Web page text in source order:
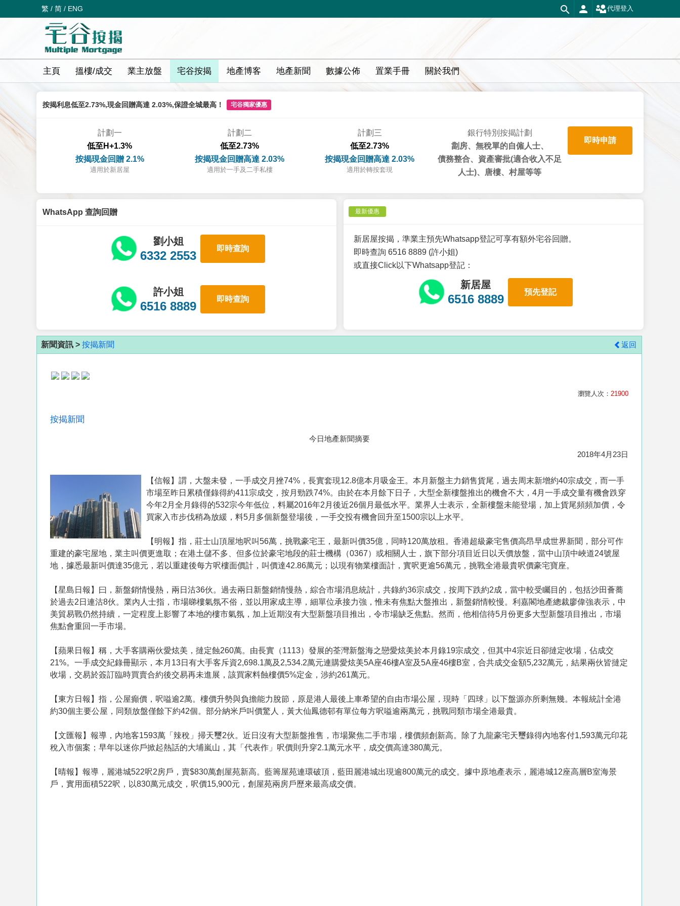
繁 / 简 / ENG 代理登入
主頁 搵樓/成交 業主放盤 宅谷按揭 地產博客 地產新聞 數據公佈 置業手冊 關於我們
按揭利息低至2.73%,現金回贈高達 2.03%,保證全城最高！ 宅谷獨家優惠
計劃一
低至H+1.3%
按揭現金回贈 2.1%
適用於新居屋
計劃二
低至2.73%
按揭現金回贈高達 2.03%
適用於一手及二手私樓
計劃三
低至2.73%
按揭現金回贈高達 2.03%
適用於轉按套現
銀行特別按揭計劃
劏房、無稅單的自僱人士、
債務整合、資產審批(適合收入不足
人士)、唐樓、村屋等等
即時申請
WhatsApp 查詢回贈
劉小姐
6332 2553
即時查詢
許小姐
6516 8889
即時查詢
最新優惠
新居屋按揭，準業主預先Whatsapp登記可享有額外宅谷回贈。
即時查詢 6516 8889 (許小姐)
或直接Click以下Whatsapp登記：
新居屋
6516 8889
預先登記
新聞資訊 > 按揭新聞 返回
瀏覽人次： 21900
按揭新聞
今日地產新聞摘要
2018年4月23日
【信報】謂，大盤未發，一手成交月挫74%，長實套現12.8億本月吸金王。本月新盤主力銷售貨尾，過去周末新增約40宗成交，而一手
市場至昨日累積僅錄得約411宗成交，按月勁跌74%。由於在本月餘下日子，大型全新樓盤推出的機會不大，4月一手成交量有機會跌穿
今年2月全月錄得的532宗今年低位，料屬2016年2月後近26個月最低水平。業界人士表示，全新樓盤未能登場，加上貨尾頻頻加價，令
買家入市步伐稍為放緩，料5月多個新盤登場後，一手交投有機會回升至1500宗以上水平。
【明報】指，莊士山頂屋地呎叫56萬，挑戰豪宅王，最新叫價35億，同時120萬放租。香港超級豪宅售價高昂早成世界新聞，部分可作
重建的豪宅屋地，業主叫價更進取；在港土儲不多、但多位於豪宅地段的莊士機構（0367）或相關人士，旗下部分項目近日以天價放盤，當中山頂中峽道24號屋
地，據悉最新叫價達35億元，若以重建後每方呎樓面價計，叫價達42.86萬元；以現有物業樓面計，實呎更逾56萬元，挑戰全港最貴呎價豪宅寶座。
【星島日報】曰，新盤銷情慢熱，兩日沽36伙。過去兩日新盤銷情慢熱，綜合市場消息統計，共錄約36宗成交，按周下跌約2成，當中較受矚目的，包括沙田薈蕎
於過去2日連沽8伙。業內人士指，市場睇樓氣氛不俗，並以用家成主導，細單位承接力強，惟未有焦點大盤推出，新盤銷情較慢。利嘉閣地產總裁廖偉強表示，中
美貿易戰仍然持續，一定程度上影響了本地的樓市氣氛，加上近期沒有大型新盤項目推出，令市場缺乏焦點。然而，他相信待5月份更多大型新盤項目推出，市場
焦點會重回一手市場。
【蘋果日報】稱，大手客購兩伙愛炫美，撻定蝕260萬。由長實（1113）發展的荃灣新盤海之戀愛炫美於本月錄19宗成交，但其中4宗近日卻撻定收場，佔成交
21%。一手成交紀錄冊顯示，本月13日有大手客斥資2,698.1萬及2,534.2萬元連購愛炫美5A座46樓A室及5A座46樓B室，合共成交金額5,232萬元，結果兩伙皆撻定
收場，交易於簽訂臨時買賣合約後交易再未進展，該買家料蝕樓價5%定金，涉約261萬元。
【東方日報】指，公屋癲價，呎嗌逾2萬。樓價升勢與負擔能力脫節，原是港人最後上車希望的自由市場公屋，現時「四球」以下盤源亦所剩無幾。本報統計全港
約30個主要公屋，同類放盤僅餘下約42個。部分納米戶叫價驚人，黃大仙鳳德邨有單位每方呎嗌逾兩萬元，挑戰同類市場全港最貴。
【文匯報】報導，內地客1593萬「辣稅」掃天璽2伙。近日沒有大型新盤推售，市場聚焦二手市場，樓價頻創新高。除了九龍豪宅天璽錄得內地客付1,593萬元印花
稅入市個案；早年以迷你戶掀起熱話的大埔嵐山，其「代表作」呎價則升穿2.1萬元水平，成交價高達380萬元。
【晴報】報導，麗港城522呎2房戶，賣$830萬創屋苑新高。藍籌屋苑連環破頂，藍田麗港城出現逾800萬元的成交。據中原地產表示，麗港城12座高層B室海景
戶，實用面積522呎，以830萬元成交，呎價15,900元，創屋苑兩房戶歷來最高成交價。